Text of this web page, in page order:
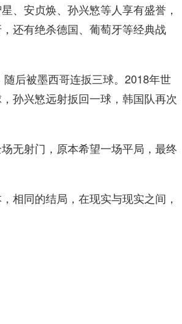
、安贞焕、孙兴慜等人享有盛誉，
还有绝杀德国、葡萄牙等经典战
后被墨西哥连扳三球。2018年世
孙兴慜远射扳回一球，韩国队再次
无射门，原本希望一场平局，最终
相同的结局，在现实与现实之间，